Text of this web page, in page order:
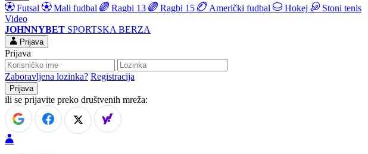
Futsal
Mali fudbal Ragbi 13 Ragbi 15 Američki fudbal Hokej
Stoni tenis
Video
JOHNNYBET SPORTSKA BERZA
Prijava
Prijava
Zaboravljena lozinka? Registracija
ili se prijavite preko društvenih mreža: